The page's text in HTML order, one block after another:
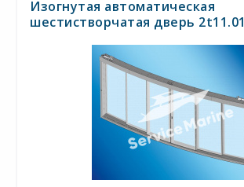
Изогнутая автоматическая
шестистворчатая дверь 2t11.01